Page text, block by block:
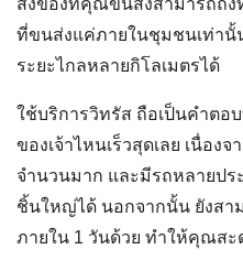
จำนวนมาก และมีรถหลายปร
ชิ้นใหญ่ได้ นอกจากนั้น ยังสา
นอกจากนั้นวิทรัส ยังสามารถ
สามารถ
ส่งพัสดุด่วน 1 วัน ต่า
พ่อแม่ที่ต่างจังหวัดได้อย่างรว
รุ่นใหญ่ได้ในเรื่องของการข